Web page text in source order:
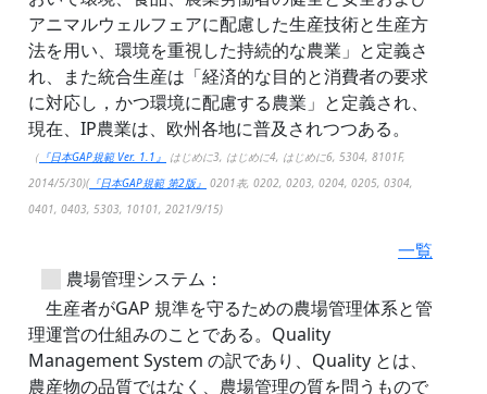
アニマルウェルフェアに配慮した生産技術と生産方
法を用い、環境を重視した持続的な農業」と定義さ
れ、また統合生産は「経済的な目的と消費者の要求
に対応し，かつ環境に配慮する農業」と定義され、
現在、IP農業は、欧州各地に普及されつつある。
（ 『日本GAP規範 Ver. 1.1』
はじめに3, はじめに4, はじめに6, 5304, 8101F,
2014/5/30)(『日本GAP規範 第2版』 0201表, 0202, 0203, 0204, 0205, 0304,
0401, 0403, 5303, 10101, 2021/9/15)
一覧
農場管理システム：
生産者がGAP 規準を守るための農場管理体系と管
理運営の仕組みのことである。Quality
Management System の訳であり、Quality とは、
農産物の品質ではなく、農場管理の質を問うもので